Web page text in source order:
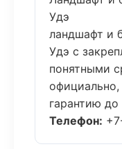
Удэ
ландшафт и
Удэ с
понятными
гарантию до
Телефон: